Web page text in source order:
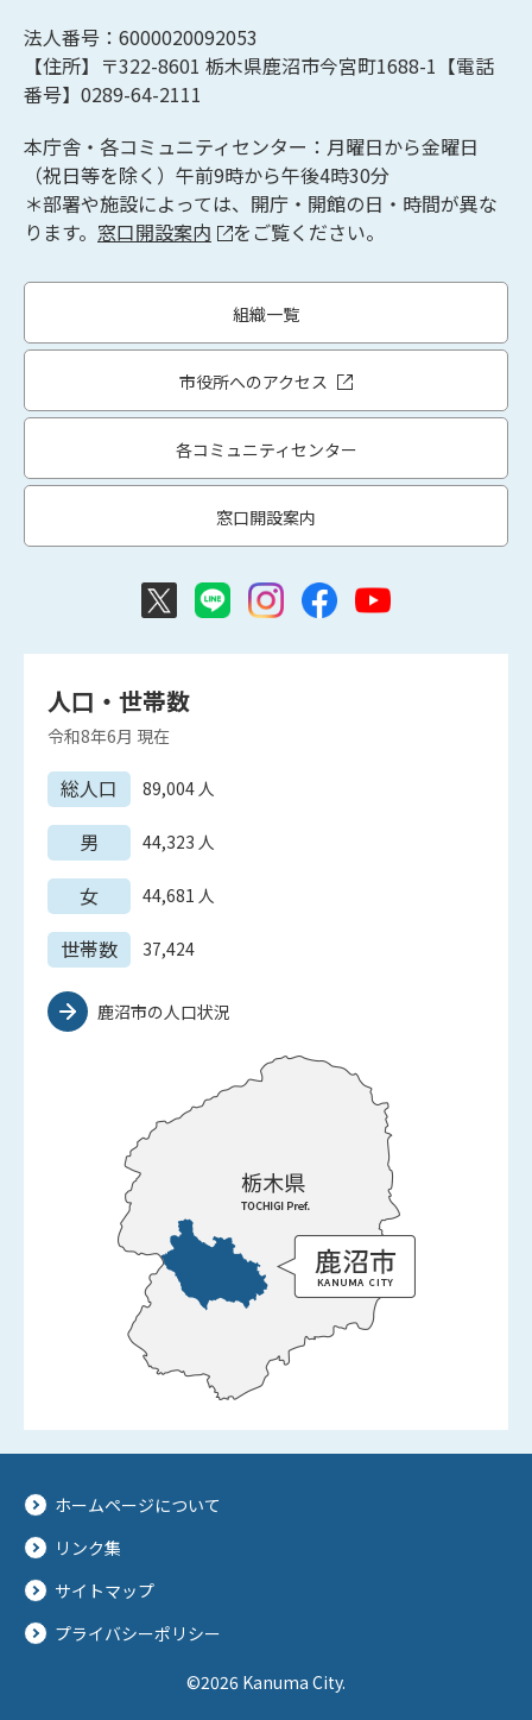
法人番号：6000020092053
【住所】〒322-8601 栃木県鹿沼市今宮町1688-1【電話
番号】0289-64-2111
本庁舎・各コミュニティセンター：月曜日から金曜日
（祝日等を除く）午前9時から午後4時30分
＊部署や施設によっては、開庁・開館の日・時間が異な
ります。 窓口開設案内 をご覧ください。
組織一覧
市役所へのアクセス
各コミュニティセンター
窓口開設案内
人口・世帯数
令和8年6月 現在
総人口 89,004 人
男 44,323 人
女 44,681 人
世帯数 37,424
鹿沼市の人口状況
ホームページについて
リンク集
サイトマップ
プライバシーポリシー
©2026 Kanuma City.